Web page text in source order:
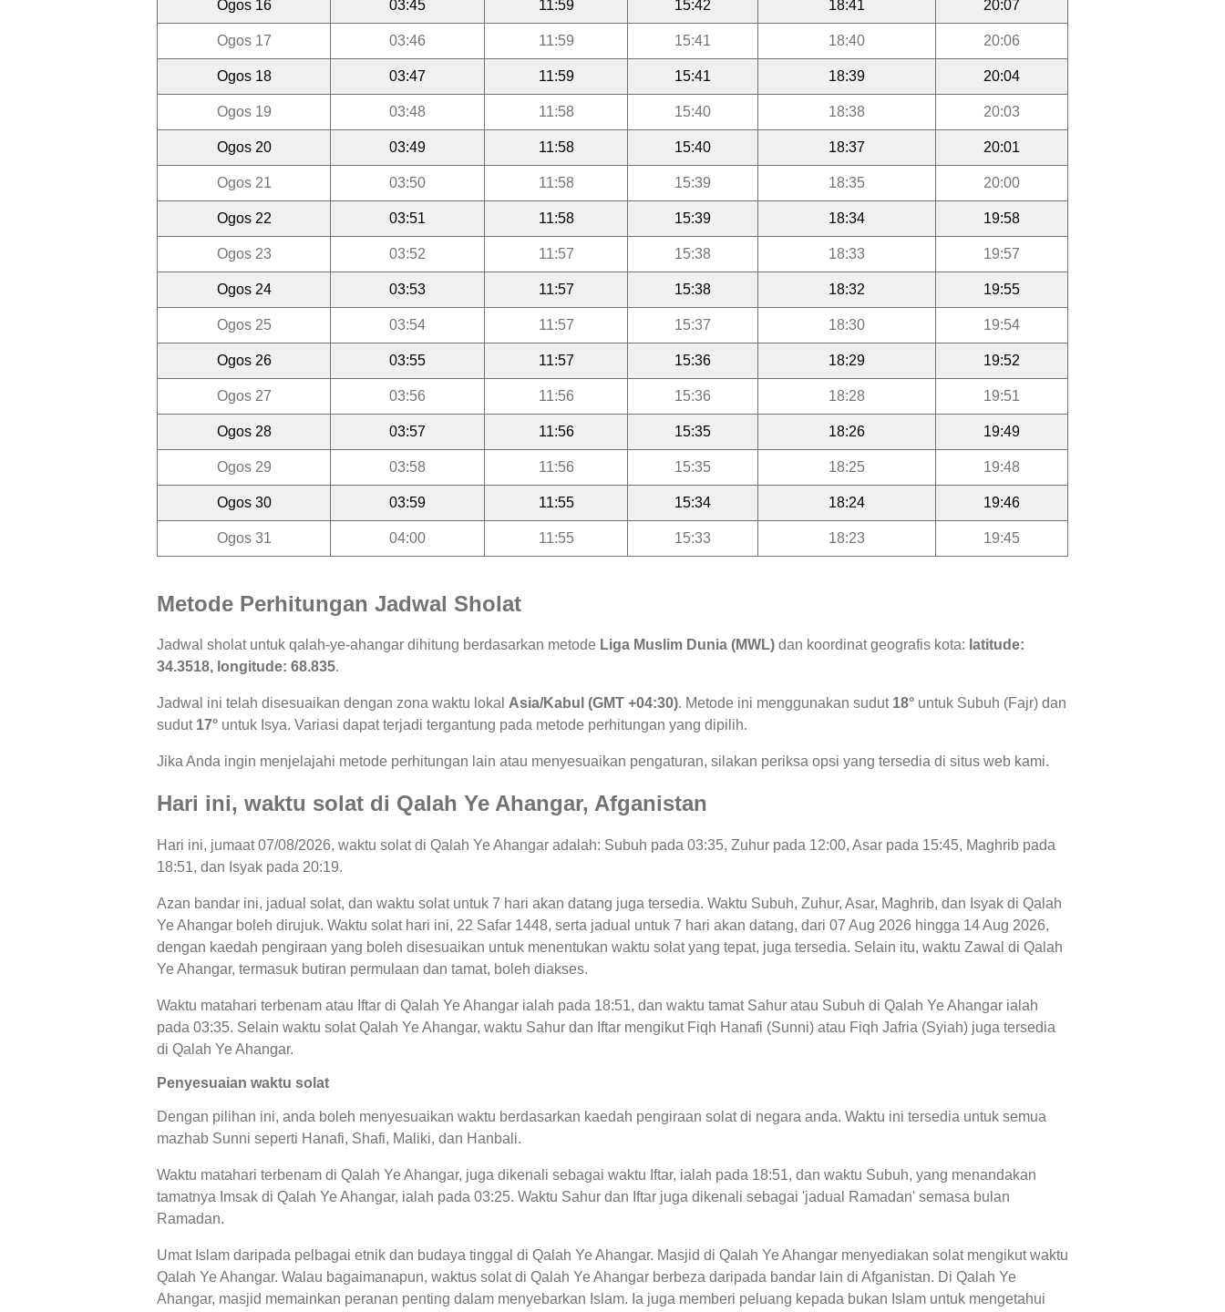
Ogos 16 03:45 11:59 15:42 18:41 20:07
Ogos 17 03:46 11:59 15:41 18:40 20:06
Ogos 18 03:47 11:59 15:41 18:39 20:04
Ogos 19 03:48 11:58 15:40 18:38 20:03
Ogos 20 03:49 11:58 15:40 18:37 20:01
Ogos 21 03:50 11:58 15:39 18:35 20:00
Ogos 22 03:51 11:58 15:39 18:34 19:58
Ogos 23 03:52 11:57 15:38 18:33 19:57
Ogos 24 03:53 11:57 15:38 18:32 19:55
Ogos 25 03:54 11:57 15:37 18:30 19:54
Ogos 26 03:55 11:57 15:36 18:29 19:52
Ogos 27 03:56 11:56 15:36 18:28 19:51
Ogos 28 03:57 11:56 15:35 18:26 19:49
Ogos 29 03:58 11:56 15:35 18:25 19:48
Ogos 30 03:59 11:55 15:34 18:24 19:46
Ogos 31 04:00 11:55 15:33 18:23 19:45
Metode Perhitungan Jadwal Sholat
Jadwal sholat untuk qalah-ye-ahangar dihitung berdasarkan metode Liga Muslim Dunia (MWL) dan koordinat geografis kota: latitude:
34.3518, longitude: 68.835.
Jadwal ini telah disesuaikan dengan zona waktu lokal Asia/Kabul (GMT +04:30). Metode ini menggunakan sudut 18° untuk Subuh (Fajr) dan
sudut 17° untuk Isya. Variasi dapat terjadi tergantung pada metode perhitungan yang dipilih.
Jika Anda ingin menjelajahi metode perhitungan lain atau menyesuaikan pengaturan, silakan periksa opsi yang tersedia di situs web kami.
Hari ini, waktu solat di Qalah Ye Ahangar, Afganistan
Hari ini, jumaat 07/08/2026, waktu solat di Qalah Ye Ahangar adalah: Subuh pada 03:35, Zuhur pada 12:00, Asar pada 15:45, Maghrib pada
18:51, dan Isyak pada 20:19.
Azan bandar ini, jadual solat, dan waktu solat untuk 7 hari akan datang juga tersedia. Waktu Subuh, Zuhur, Asar, Maghrib, dan Isyak di Qalah
Ye Ahangar boleh dirujuk. Waktu solat hari ini, 22 Safar 1448, serta jadual untuk 7 hari akan datang, dari 07 Aug 2026 hingga 14 Aug 2026,
dengan kaedah pengiraan yang boleh disesuaikan untuk menentukan waktu solat yang tepat, juga tersedia. Selain itu, waktu Zawal di Qalah
Ye Ahangar, termasuk butiran permulaan dan tamat, boleh diakses.
Waktu matahari terbenam atau Iftar di Qalah Ye Ahangar ialah pada 18:51, dan waktu tamat Sahur atau Subuh di Qalah Ye Ahangar ialah
pada 03:35. Selain waktu solat Qalah Ye Ahangar, waktu Sahur dan Iftar mengikut Fiqh Hanafi (Sunni) atau Fiqh Jafria (Syiah) juga tersedia
di Qalah Ye Ahangar.
Penyesuaian waktu solat
Dengan pilihan ini, anda boleh menyesuaikan waktu berdasarkan kaedah pengiraan solat di negara anda. Waktu ini tersedia untuk semua
mazhab Sunni seperti Hanafi, Shafi, Maliki, dan Hanbali.
Waktu matahari terbenam di Qalah Ye Ahangar, juga dikenali sebagai waktu Iftar, ialah pada 18:51, dan waktu Subuh, yang menandakan
tamatnya Imsak di Qalah Ye Ahangar, ialah pada 03:25. Waktu Sahur dan Iftar juga dikenali sebagai 'jadual Ramadan' semasa bulan
Ramadan.
Umat Islam daripada pelbagai etnik dan budaya tinggal di Qalah Ye Ahangar. Masjid di Qalah Ye Ahangar menyediakan solat mengikut waktu
Qalah Ye Ahangar. Walau bagaimanapun, waktus solat di Qalah Ye Ahangar berbeza daripada bandar lain di Afganistan. Di Qalah Ye
Ahangar, masjid memainkan peranan penting dalam menyebarkan Islam. Ia juga memberi peluang kepada bukan Islam untuk mengetahui